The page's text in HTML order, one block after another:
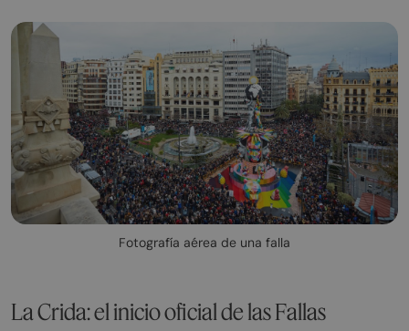
Fotografía aérea de una falla
La Crida: el inicio oficial de las Fallas